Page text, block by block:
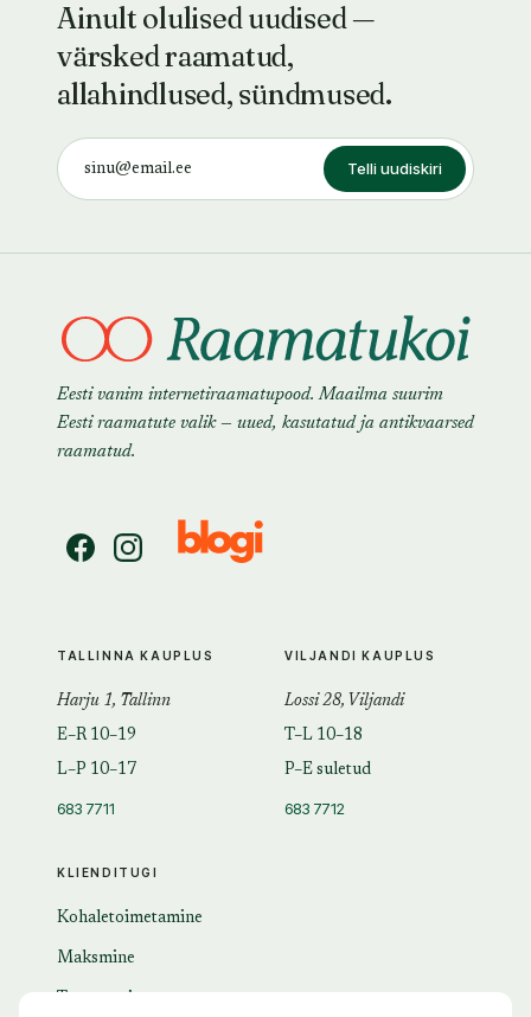
Ainult olulised uudised —
värsked raamatud,
allahindlused, sündmused.
Telli uudiskiri
Eesti vanim internetiraamatupood. Maailma suurim
Eesti raamatute valik — uued, kasutatud ja antikvaarsed
raamatud.
KLIENDITUGI
Kohaletoimetamine
Maksmine
TALLINNA KAUPLUS
Harju 1, Tallinn
E–R 10–19
L–P 10–17
683 7711
VILJANDI KAUPLUS
Lossi 28, Viljandi
T–L 10–18
P–E suletud
683 7712